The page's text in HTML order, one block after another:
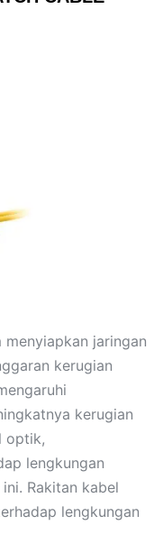
jaringan
kerugian
kerugian
optik,
lengkungan
Rakitan kabel
lengkungan